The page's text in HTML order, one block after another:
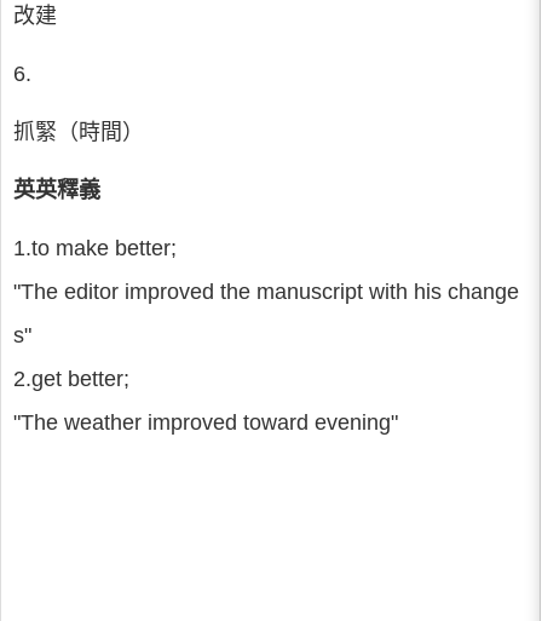
改建
6.
抓緊（時間）
英英釋義
1.to make better;
"The editor improved the manuscript with his change
s"
2.get better;
"The weather improved toward evening"